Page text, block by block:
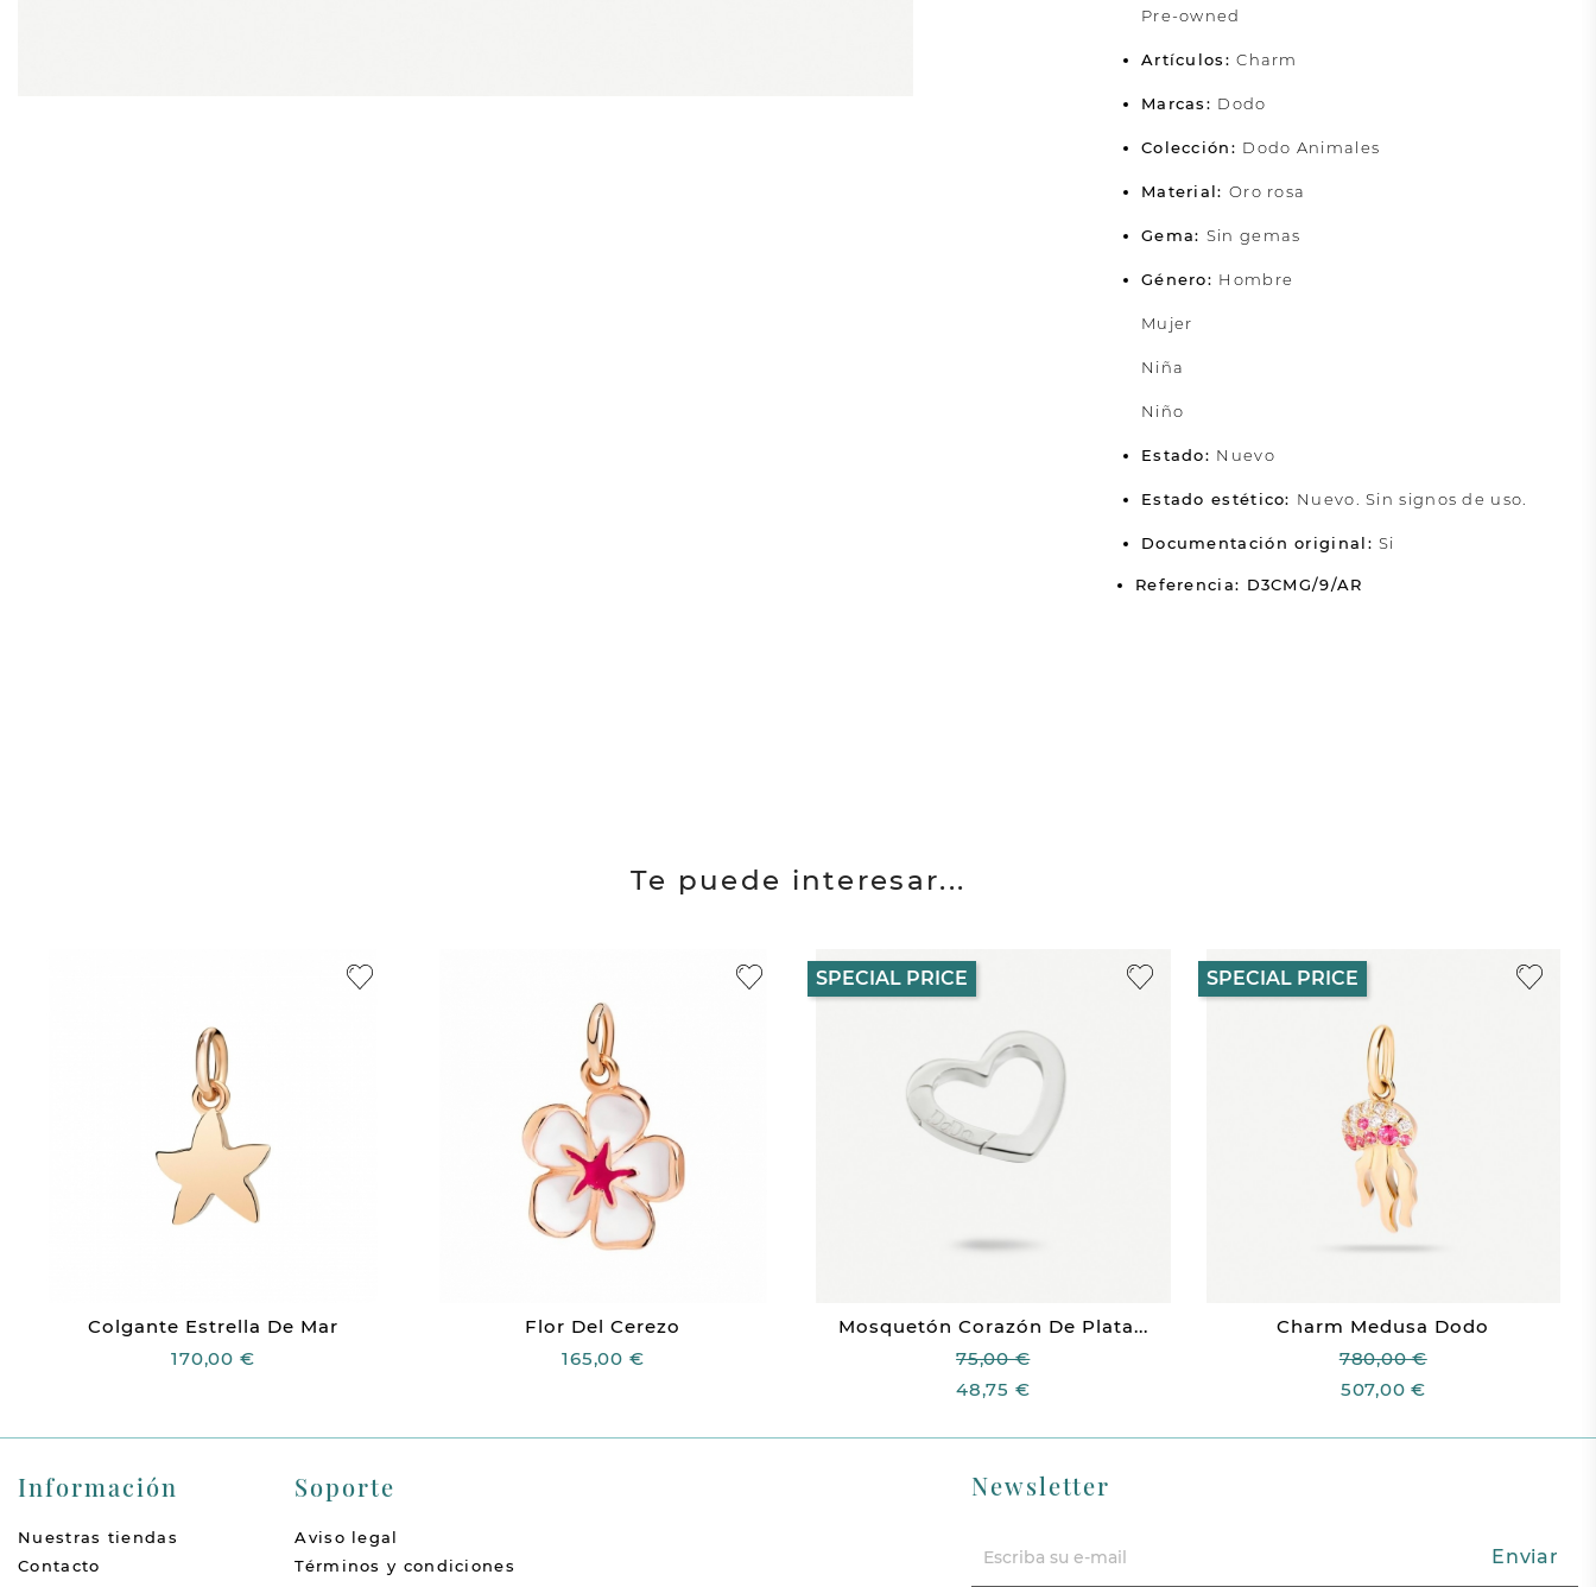
Pre-owned
Artículos:Charm
Marcas: Dodo
Colección: Dodo Animales
Material: Oro rosa
Gema: Sin gemas
Género: Hombre
Mujer
Niña
Niño
Estado: Nuevo
Estado estético: Nuevo. Sin signos de uso.
Documentación original:Si
Referencia: D3CMG/9/AR
Te puede interesar...
Colgante Estrella De Mar
170,00 €
Flor Del Cerezo
165,00 €
Mosquetón Corazón De Plata...
75,00 €
48,75 €
SPECIAL PRICE
Charm Medusa Dodo
780,00 €
507,00 €
SPECIAL PRICE
Información
Nuestras tiendas
Contacto
Soporte
Aviso legal
Términos y condiciones
Newsletter
Enviar